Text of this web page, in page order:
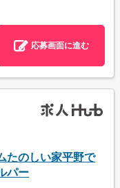
応募画面に進む
たのしい家平野で
パー